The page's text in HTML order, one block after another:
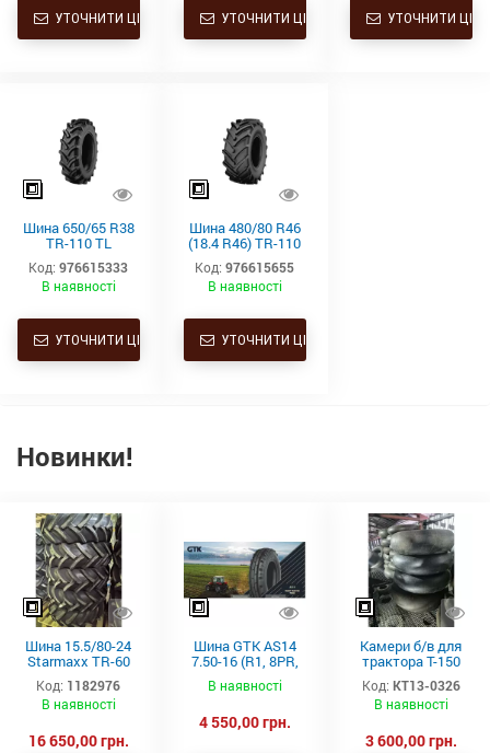
УТОЧНИТИ ЦІНУ УТОЧНИТИ ЦІНУ УТОЧНИТИ ЦІНУ
Шина 650/65 R38
TR-110 TL
163D/166A8
Starmaxx
Код: 976615333
В наявності
УТОЧНИТИ ЦІНУ
Шина 480/80 R46
(18.4 R46) TR-110
TL 158A8/158B
Starmaxx
Код: 976615655
В наявності
УТОЧНИТИ ЦІНУ
Новинки!
Шина 15.5/80-24
Starmaxx TR-60
(16PR, 163A8, TL)
Код: 1182976
В наявності
16 650,00 грн.
Шина GTK AS14
7.50-16 (R1, 8PR,
TT)
В наявності
4 550,00 грн.
Камери б/в для
трактора Т-150
21.3-24 (530-610)
СНГ товсті
Код: КТ13-0326
В наявності
3 600,00 грн.